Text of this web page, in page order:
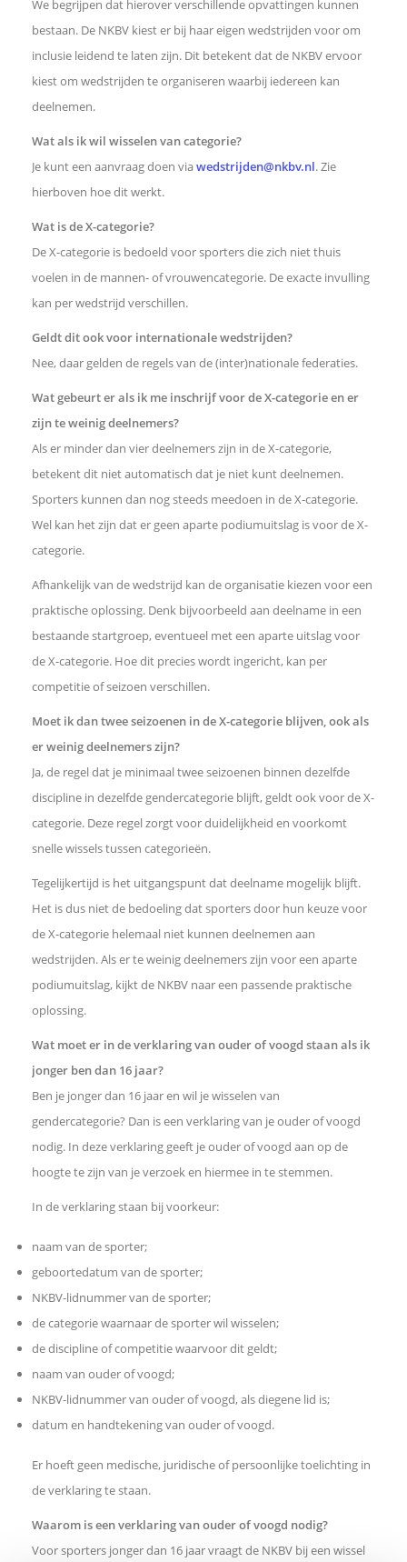
We begrijpen dat hierover verschillende opvattingen kunnen
bestaan. De NKBV kiest er bij haar eigen wedstrijden voor om
inclusie leidend te laten zijn. Dit betekent dat de NKBV ervoor
kiest om wedstrijden te organiseren waarbij iedereen kan
deelnemen.
Wat als ik wil wisselen van categorie?
Je kunt een aanvraag doen viawedstrijden@nkbv.nl. Zie
hierboven hoe dit werkt.
Wat is de X-categorie?
De X-categorie is bedoeld voor sporters die zich niet thuis
voelen in de mannen- of vrouwencategorie. De exacte invulling
kan per wedstrijd verschillen.
Geldt dit ook voor internationale wedstrijden?
Nee, daar gelden de regels van de (inter)nationale federaties.
Wat gebeurt er als ik me inschrijf voor de X-categorie en er
zijn te weinig deelnemers?
Als er minder dan vier deelnemers zijn in de X-categorie,
betekent dit niet automatisch dat je niet kunt deelnemen.
Sporters kunnen dan nog steeds meedoen in de X-categorie.
Wel kan het zijn dat er geen aparte podiumuitslag is voor de X-
categorie.
Afhankelijk van de wedstrijd kan de organisatie kiezen voor een
praktische oplossing. Denk bijvoorbeeld aan deelname in een
bestaande startgroep, eventueel met een aparte uitslag voor
de X-categorie. Hoe dit precies wordt ingericht, kan per
competitie of seizoen verschillen.
Moet ik dan twee seizoenen in de X-categorie blijven, ook als
er weinig deelnemers zijn?
Ja, de regel dat je minimaal twee seizoenen binnen dezelfde
discipline in dezelfde gendercategorie blijft, geldt ook voor de X-
categorie. Deze regel zorgt voor duidelijkheid en voorkomt
snelle wissels tussen categorieën.
Tegelijkertijd is het uitgangspunt dat deelname mogelijk blijft.
Het is dus niet de bedoeling dat sporters door hun keuze voor
de X-categorie helemaal niet kunnen deelnemen aan
wedstrijden. Als er te weinig deelnemers zijn voor een aparte
podiumuitslag, kijkt de NKBV naar een passende praktische
oplossing.
Wat moet er in de verklaring van ouder of voogd staan als ik
jonger ben dan 16 jaar?
Ben je jonger dan 16 jaar en wil je wisselen van
gendercategorie? Dan is een verklaring van je ouder of voogd
nodig. In deze verklaring geeft je ouder of voogd aan op de
hoogte te zijn van je verzoek en hiermee in te stemmen.
In de verklaring staan bij voorkeur:
naam van de sporter;
geboortedatum van de sporter;
NKBV-lidnummer van de sporter;
de categorie waarnaar de sporter wil wisselen;
de discipline of competitie waarvoor dit geldt;
naam van ouder of voogd;
NKBV-lidnummer van ouder of voogd, als diegene lid is;
datum en handtekening van ouder of voogd.
Er hoeft geen medische, juridische of persoonlijke toelichting in
de verklaring te staan.
Waarom is een verklaring van ouder of voogd nodig?
Voor sporters jonger dan 16 jaar vraagt de NKBV bij een wissel